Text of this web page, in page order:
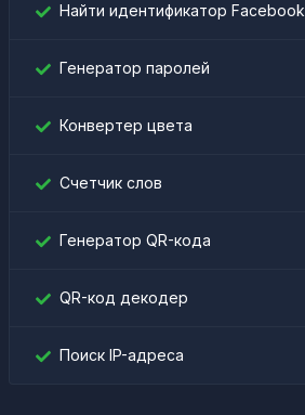
Найти идентификатор Facebook
Генератор паролей
Конвертер цвета
Счетчик слов
Генератор QR-кода
QR-код декодер
Поиск IP-адреса